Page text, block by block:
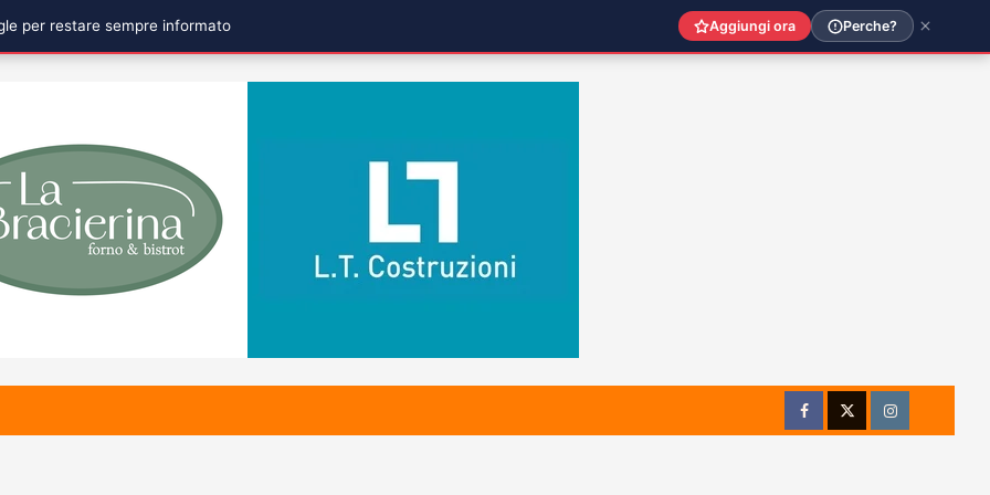
FacebookTwitterInstagram
per restare sempre informato Aggiungi ora Perche?